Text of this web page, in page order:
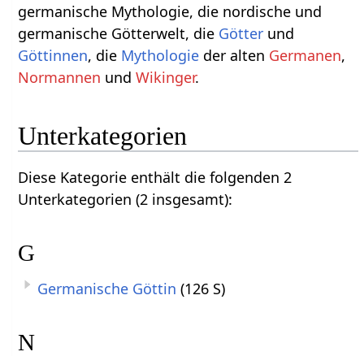
germanische Mythologie, die nordische und
germanische Götterwelt, die Götter und
Göttinnen, die Mythologie der alten Germanen,
Normannen undWikinger.
Unterkategorien
Diese Kategorie enthält die folgenden 2
Unterkategorien (2 insgesamt):
G
Germanische Göttin (126 S)
N